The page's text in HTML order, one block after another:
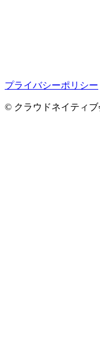
プライバシーポリシー
© クラウドネイティブ